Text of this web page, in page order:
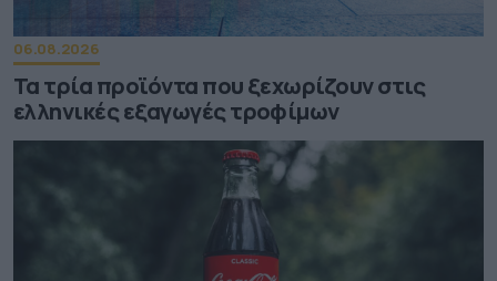
06.08.2026
Τα τρία προϊόντα που ξεχωρίζουν στις
ελληνικές εξαγωγές τροφίμων